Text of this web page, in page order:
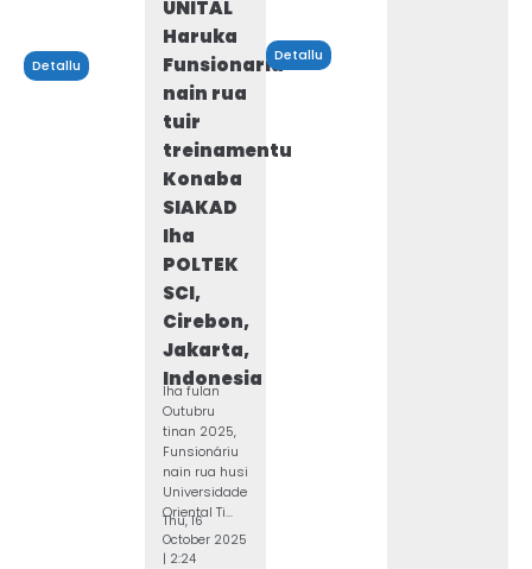
Detallu
UNITAL
Haruka
Funsionariu
nain rua
tuir
treinamentu
Konaba
SIAKAD
Iha
POLTEK
SCI,
Cirebon,
Jakarta,
Indonesia
Iha fulan
Outubru
tinan 2025,
Funsionáriu
nain rua husi
Universidade
Oriental Ti...
Thu, 16
October 2025
| 2:24
Detallu